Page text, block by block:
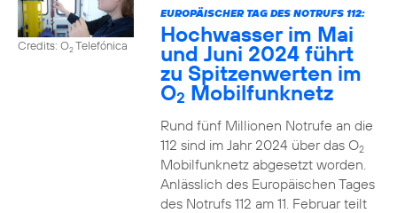
Credits: O2Telefónica
EUROPÄISCHER TAG DES NOTRUFS 112:
Hochwasser im Mai
und Juni 2024 führt
zu Spitzenwerten im
O2 Mobilfunknetz
Rund fünf Millionen Notrufe an die
112 sind im Jahr 2024 über das O2
Mobilfunknetz abgesetzt worden.
Anlässlich des Europäischen Tages
des Notrufs 112 am 11. Februar teilt